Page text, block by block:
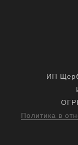
ИП
Политика в